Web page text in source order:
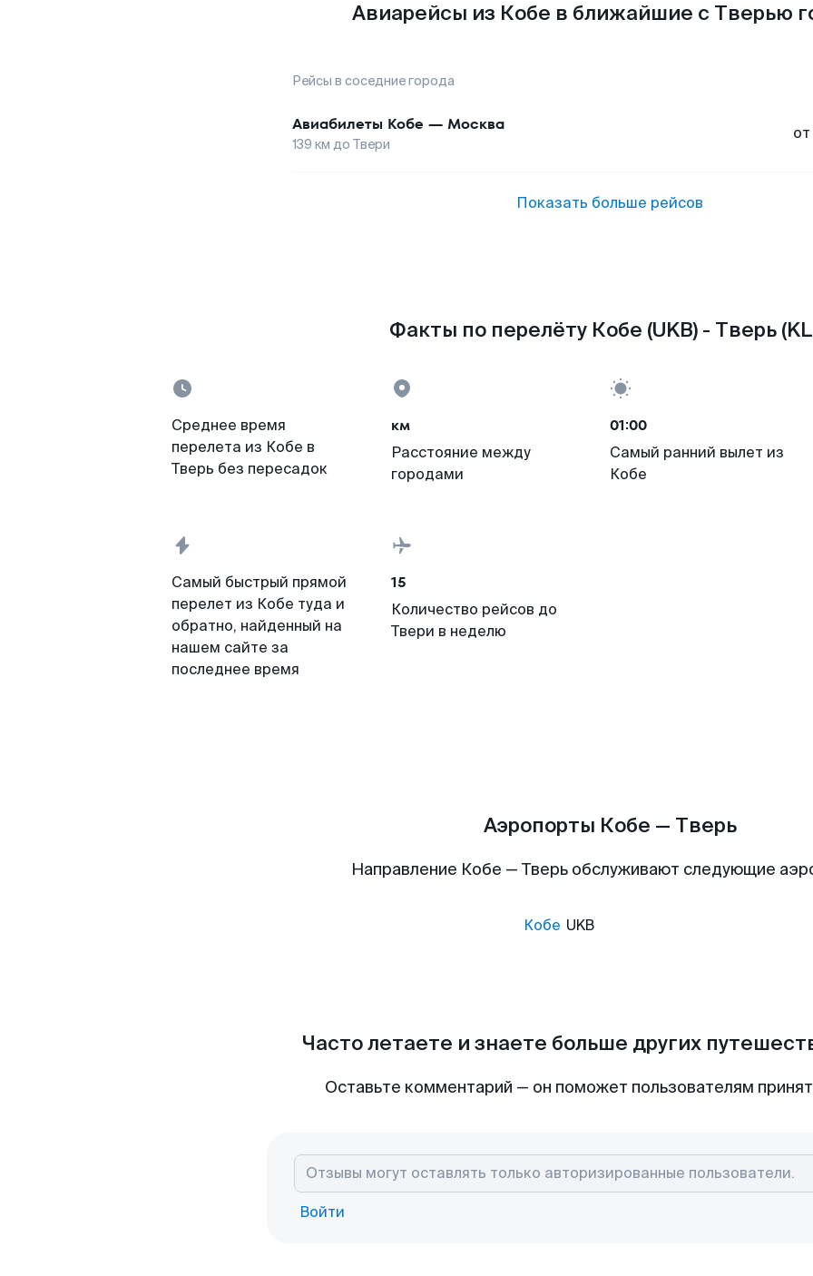
Авиарейсы из Кобе в ближайшие с Тверью
Рейсы в соседние города
Авиабилеты Кобе — Москва
139 км до Твери
от
Показать больше рейсов
Факты по перелёту Кобе (UKB) - Тверь
Среднее время
перелета из Кобе в
Тверь без пересадок
км
Расстояние между
городами
01:00
Самый ранний вылет из
Кобе
Самый быстрый прямой
перелет из Кобе туда и
обратно, найденный на
нашем сайте за
последнее время
15
Количество рейсов до
Твери в неделю
Аэропорты Кобе — Тверь
Направление Кобе — Тверь обслуживают следующие
Кобе UKB
Часто летаете и знаете больше других
Оставьте комментарий — он поможет пользователям
Войти